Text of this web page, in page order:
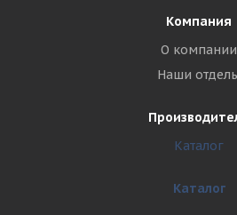
Компания
О компании
Наши
Каталог
Каталог